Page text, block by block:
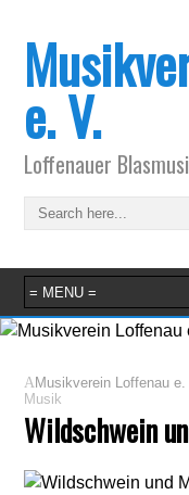
e. V.
Loffenauer
Musikverein Loffenau e.
Musik
Wildschwein